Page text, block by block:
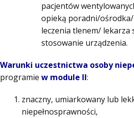
pacjentów
opieką poradni/ośrodka/
leczenia tlenem/ lekarza
stosowanie urządzenia.
Warunki uczestnictwa osoby
programie w module II:
znaczny, umiarkowany lub
niepełnosprawności,